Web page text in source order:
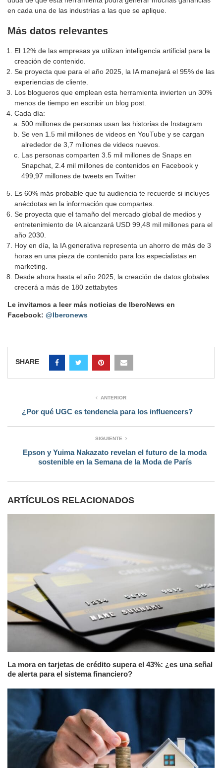
en cada una de las industrias a las que se aplique.
Más datos relevantes
El 12% de las empresas ya utilizan inteligencia artificial para la
creación de contenido.
Se proyecta que para el año 2025, la IA manejará el 95% de las
experiencias de cliente.
Los blogueros que emplean esta herramienta invierten un 30%
menos de tiempo en escribir un blog post.
Cada día:
500 millones de personas usan las historias de Instagram
Se ven 1.5 mil millones de videos en YouTube y se cargan
alrededor de 3,7 millones de videos nuevos.
Las personas comparten 3.5 mil millones de Snaps en
Snapchat, 2.4 mil millones de contenidos en Facebook y
499,97 millones de tweets en Twitter
Es 60% más probable que tu audiencia te recuerde si incluyes
anécdotas en la información que compartes.
Se proyecta que el tamaño del mercado global de medios y
entretenimiento de IA alcanzará USD 99,48 mil millones para el
año 2030.
Hoy en día, la IA generativa representa un ahorro de más de 3
horas en una pieza de contenido para los especialistas en
marketing.
Desde ahora hasta el año 2025, la creación de datos globales
crecerá a más de 180 zettabytes
Le invitamos a leer más noticias de IberoNews en
Facebook: @Iberonews
SHARE
ANTERIOR
¿Por qué UGC es tendencia para los influencers?
SIGUIENTE
Epson y Yuima Nakazato revelan el futuro de la moda
sostenible en la Semana de la Moda de París
ARTÍCULOS RELACIONADOS
La mora en tarjetas de crédito supera el 43%: ¿es una señal
de alerta para el sistema financiero?